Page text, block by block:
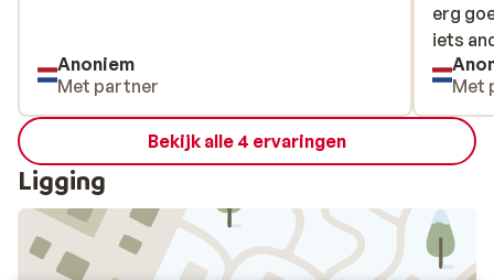
Anoniem
Met partner
erg
iets
erg
iets
Met
Bekijk alle 4 ervaringen
Ligging